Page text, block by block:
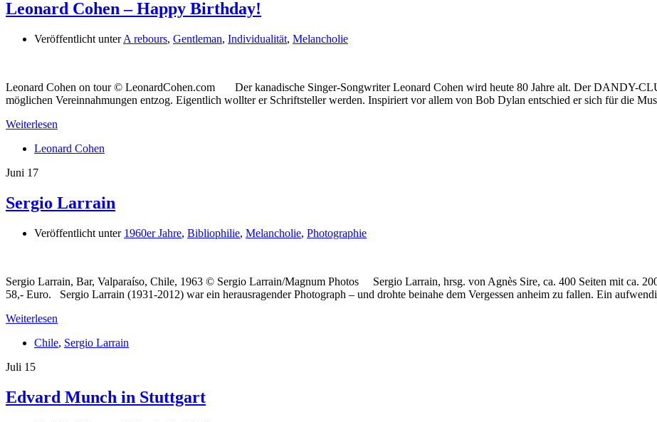
Leonard Cohen – Happy Birthday!
Veröffentlicht unterA rebours, Gentleman, Individualität, Melancholie
Leonard Cohen on tour © LeonardCohen.com Der kanadische Singer-Songwriter Leonard Cohen wird heute 80 Jahre alt. Der DANDY-
möglichen Vereinnahmungen entzog. Eigentlich wollter er Schriftsteller werden. Inspiriert vor allem von Bob Dylan entschied er sich für die
Weiterlesen
Leonard Cohen
Juni 17
Sergio Larrain
Veröffentlicht unter 1960er Jahre, Bibliophilie, Melancholie, Photographie
Sergio Larrain, Bar, Valparaíso, Chile, 1963 © Sergio Larrain/Magnum Photos Sergio Larrain, hrsg. von Agnès Sire, ca. 400 Seiten mit ca.
58,- Euro. Sergio Larrain (1931-2012) war ein herausragender Photograph – und drohte beinahe dem Vergessen anheim zu fallen. Ein
Weiterlesen
Chile, Sergio Larrain
Juli 15
Edvard Munch in Stuttgart